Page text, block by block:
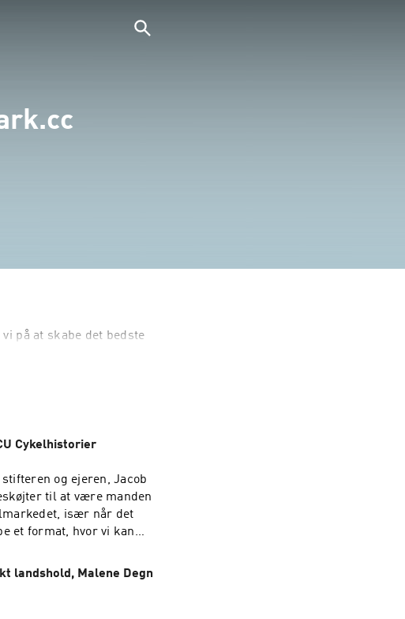
på at skabe det bedste
Cykelhistorier
og ejeren, Jacob
til at være manden
især når det
et format, hvor vi kan
landshold, Malene Degn